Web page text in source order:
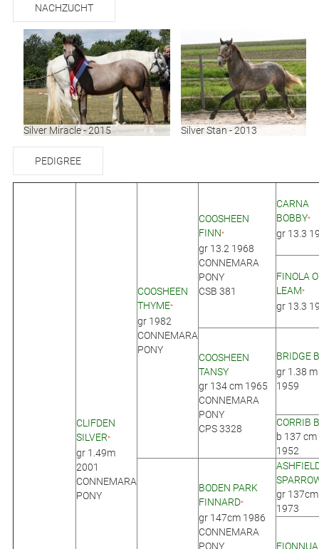
NACHZUCHT
Silver Miracle - 2015 Silver Stan - 2013
PEDIGREE
CLIFDEN
SILVER*
gr 1.49m
2001
CONNEMARA
PONY
COOSHEEN
THYME*
gr 1982
CONNEMARA
PONY
COOSHEEN
FINN*
gr 13.2 1968
CONNEMARA
PONY
CSB 381
CARNA
BOBBY*
gr 13.3
FINOLA
LEAM*
gr 13.3
COOSHEEN
TANSY
gr 134 cm 1965
CONNEMARA
PONY
CPS 3328
BRIDGE
gr 1.38 m
1959
CORRIB
b 137 cm
1952
BODEN PARK
FINNARD*
gr 147cm 1986
CONNEMARA
PONY
gr 137cm
1973